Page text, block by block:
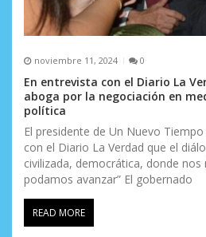
noviembre 11, 2024 0
En entrevista con el Diario La
aboga por la negociación en
política
El presidente de Un Nuevo
con el Diario La Verdad que el
civilizada, democrática, donde
podamos avanzar” El gobernado
READ MORE